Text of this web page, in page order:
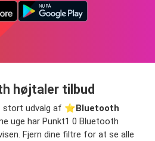
højtaler tilbud
stort udvalg af ⭐️ Bluetooth
uge har Punkt1 0 Bluetooth
Fjern dine filtre for at se alle